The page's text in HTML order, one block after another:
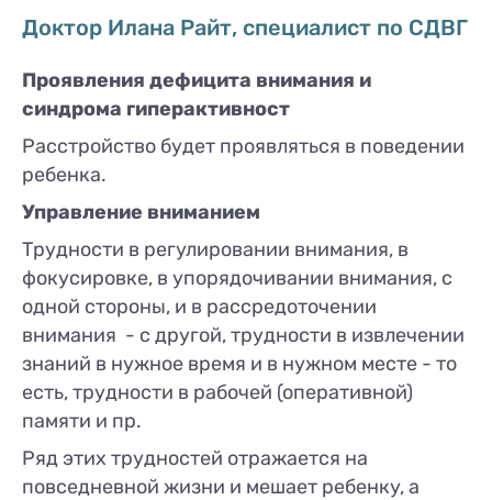
Доктор Илана Райт, специалист по СДВГ
Проявления дефицита внимания и
синдрома гиперактивност
Расстройство будет проявляться в поведении
ребенка.
Управление вниманием
Трудности в регулировании внимания, в
фокусировке, в упорядочивании внимания, с
одной стороны, и в рассредоточении
внимания - с другой, трудности в извлечении
знаний в нужное время и в нужном месте - то
есть, трудности в рабочей (оперативной)
памяти и пр.
Ряд этих трудностей отражается на
повседневной жизни и мешает ребенку, а